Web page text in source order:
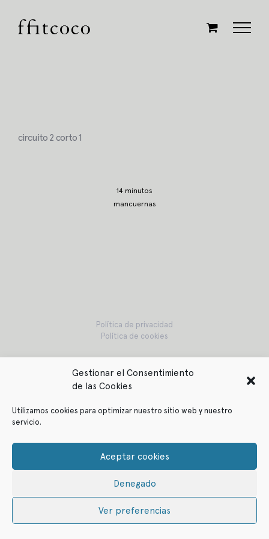
Gestionar el Consentimiento
de las Cookies
Utilizamos cookies para optimizar nuestro sitio web y nuestro
servicio.
Aceptar cookies
Denegado
Ver preferencias
contenido
circuito 2 corto 1
14 minutos
mancuernas
Política de privacidad
Política de cookies
© ffitcoco 2021
All rights reserved